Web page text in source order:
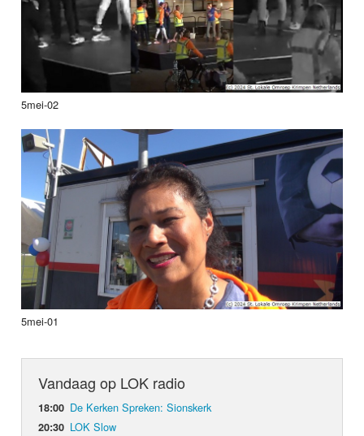
5mei-02
5mei-01
Vandaag op LOK radio
18:00 De Kerken Spreken: Sionskerk
20:30 LOK Slow